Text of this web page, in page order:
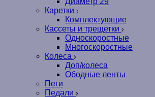
Каретки
Комплектующие
Кассеты и трещетки
Односкоростные
Многоскоростные
Колеса
Доп/колеса
Ободные ленты
Пеги
Педали